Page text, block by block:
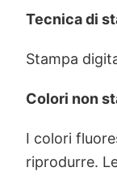
Tecnica di
Stampa
Colori non
I colori
riprodurre.